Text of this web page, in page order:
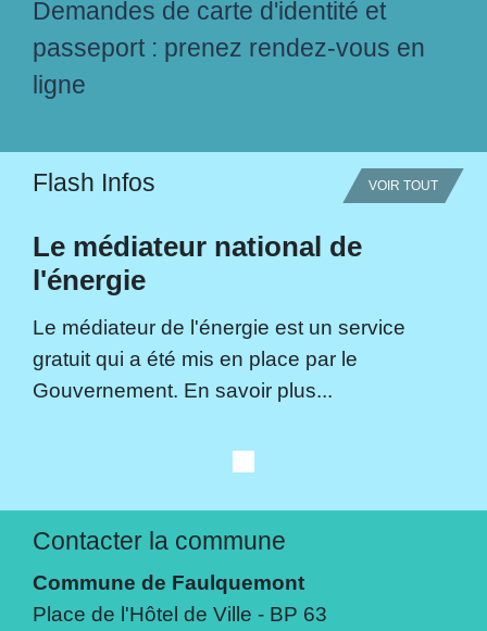
Demandes de carte d'identité et
passeport : prenez rendez-vous en
ligne
Flash Infos VOIR TOUT
Le médiateur national de
l'énergie
Le médiateur de l'énergie est un service
gratuit qui a été mis en place par le
Gouvernement. En savoir plus...
Contacter la commune
Commune de Faulquemont
Place de l'Hôtel de Ville - BP 63